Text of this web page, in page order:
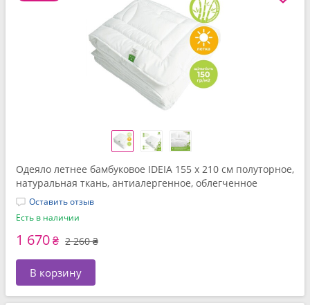
Одеяло летнее бамбуковое IDEIA 155 x 210 см полуторное,
натуральная ткань, антиалергенное, облегченное
Оставить отзыв
Есть в наличии
1 670₴ 2 260 ₴
В корзину